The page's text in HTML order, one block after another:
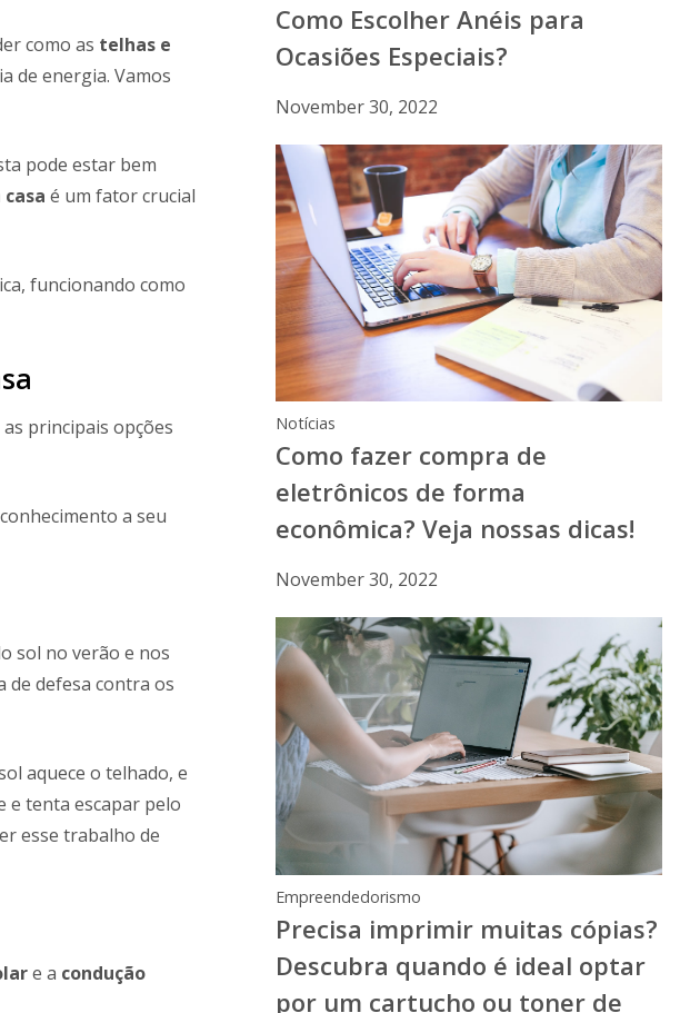
como as telhas e
de energia. Vamos
pode estar bem
é um fator crucial
funcionando como
principais opções
a seu
sol no verão e nos
de defesa contra os
aquece o telhado, e
e tenta escapar pelo
esse trabalho de
e a condução
Como Escolher Anéis para
Ocasiões Especiais?
November 30, 2022
Notícias
Como fazer compra de
eletrônicos de forma
econômica? Veja nossas dicas!
November 30, 2022
Empreendedorismo
Precisa imprimir muitas cópias?
Descubra quando é ideal optar
por um cartucho ou toner de